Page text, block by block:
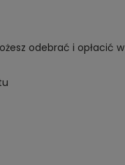
odebrać i opłacić w